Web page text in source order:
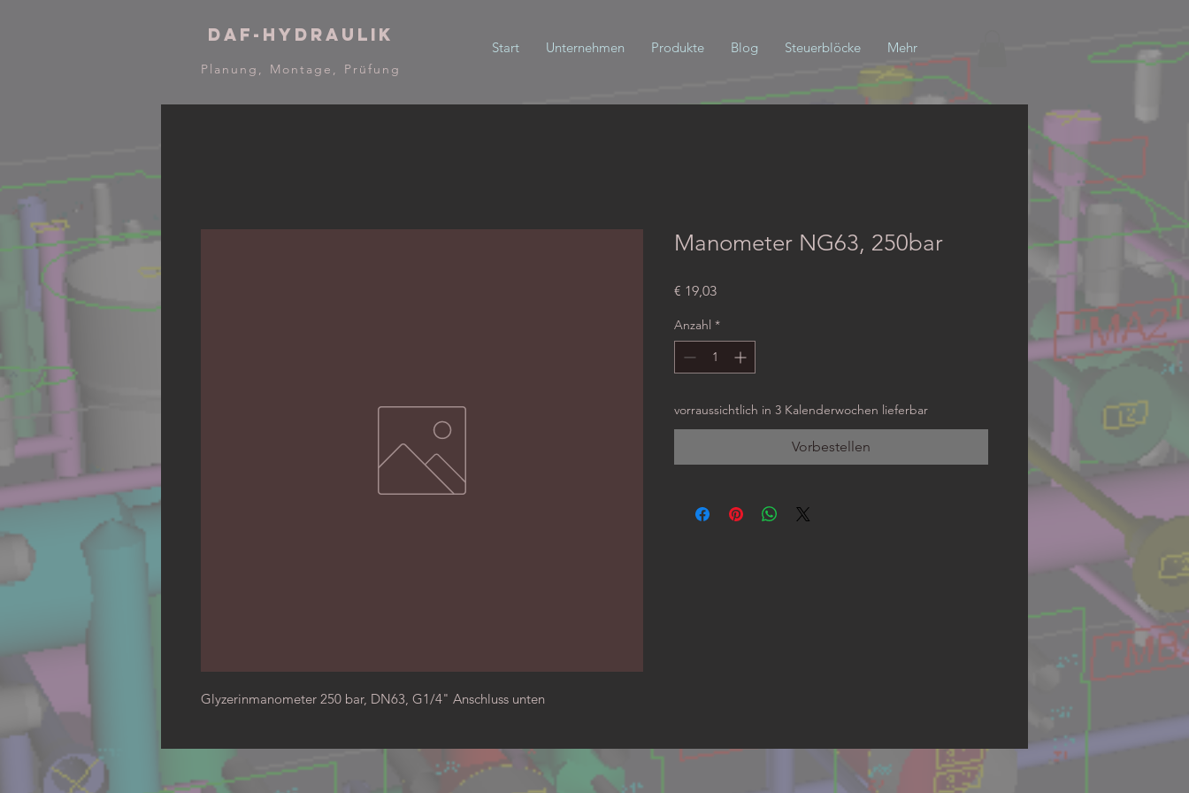
DAF-Hydraulik
Planung, Montage, Prüfung
Start Unternehmen Produkte Blog Steuerblöcke Mehr
Glyzerinmanometer 250 bar, DN63, G1/4" Anschluss unten
Manometer NG63, 250bar
€ 19,03Preis
Anzahl *
vorraussichtlich in 3 Kalenderwochen lieferbar
Vorbestellen